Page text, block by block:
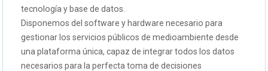
tecnología y base de datos.
Disponemos del software y hardware necesario para
gestionar los servicios públicos de medioambiente desde
una plataforma única, capaz de integrar todos los datos
necesarios para la perfecta toma de decisiones